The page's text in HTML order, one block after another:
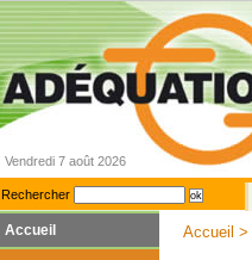
Vendredi 7 août 2026
Rechercher
Accueil
Accueil >